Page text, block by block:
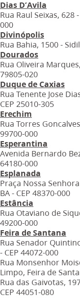
Dias D’Avila
Rua Raul Seixas, 628
000
Divinópolis
Rua Bahia, 1500 -
Dourados
Rua Oliveira
79805-020
Duque de Caxias
Rua Tenente Jose
CEP 25010-305
Erechim
Rua Torres
99700-000
Esperantina
Avenida Bernardo
64180-000
Esplanada
Praça Nossa
BA - CEP 48370-000
Estância
Rua Otaviano de
49200-000
Feira de Santana
Rua Senador
- CEP 44072-000
Rua Monsenhor
Limpo, Feira de
Rua das Gaivotas,
CEP 44051-080